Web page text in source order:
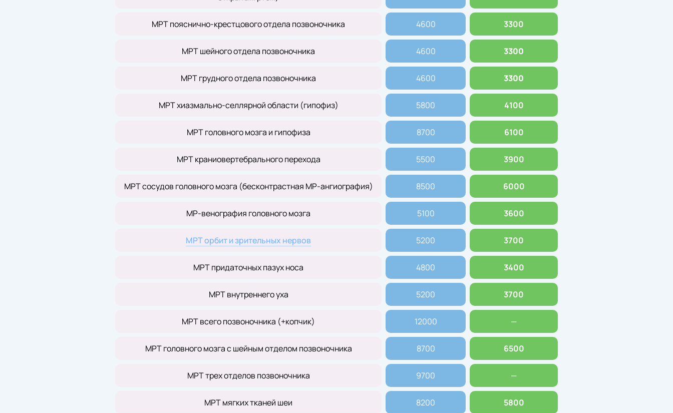
МРТ пояснично-крестцового отдела позвоночника 4600 3300
МРТ шейного отдела позвоночника 4600 3300
МРТ грудного отдела позвоночника 4600 3300
МРТ хиазмально-селлярной области (гипофиз) 5800 4100
МРТ головного мозга и гипофиза 8700 6100
МРТ краниовертебрального перехода 5500 3900
МРТ сосудов головного мозга (бесконтрастная МР-ангиография) 8500 6000
МР-венография головного мозга 5100 3600
МРТ орбит и зрительных нервов 5200 3700
МРТ придаточных пазух носа 4800 3400
МРТ внутреннего уха 5200 3700
МРТ всего позвоночника (+копчик) 12000 —
МРТ головного мозга с шейным отделом позвоночника 8700 6500
МРТ трех отделов позвоночника 9700 —
МРТ мягких тканей шеи 8200 5800